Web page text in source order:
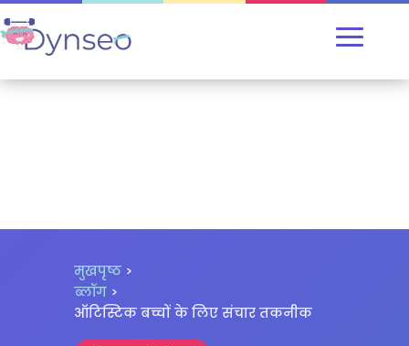
मुखपृष्ठ>
ब्लॉग>
ऑटिस्टिक बच्चों के लिए संचार तकनीक